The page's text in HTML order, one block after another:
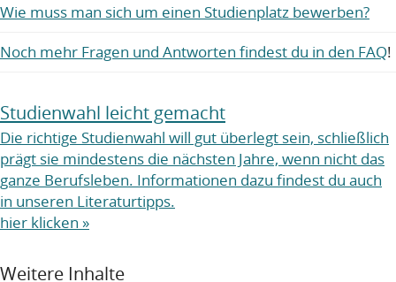
Wie muss man sich um einen Studienplatz bewerben?
Noch mehr Fragen und Antworten findest du in den FAQ!
Studienwahl leicht gemacht
Die richtige Studienwahl will gut überlegt sein, schließlich
prägt sie mindestens die nächsten Jahre, wenn nicht das
ganze Berufsleben. Informationen dazu findest du auch
in unseren Literaturtipps.
hier klicken »
Weitere Inhalte